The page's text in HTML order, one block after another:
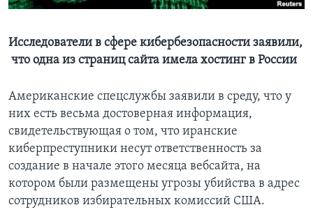
Исследователи в сфере кибербезопасности заявили,
что одна из страниц сайта имела хостинг в России
Американские спецслужбы заявили в среду, что у
них есть весьма достоверная информация,
свидетельствующая о том, что иранские
киберпреступники несут ответственность за
создание в начале этого месяца вебсайта, на
котором были размещены угрозы убийства в адрес
сотрудников избирательных комиссий США.